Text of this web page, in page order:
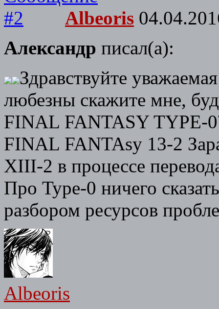
Albeoris
Александр писал(а):
Здравствуйте
любезны скажите мне,
FINAL FANTASY
FINAL FANTAsy 13-2
XIII-2 в процессе
Про Type-0 ничего
разбором ресурсов
Albeoris